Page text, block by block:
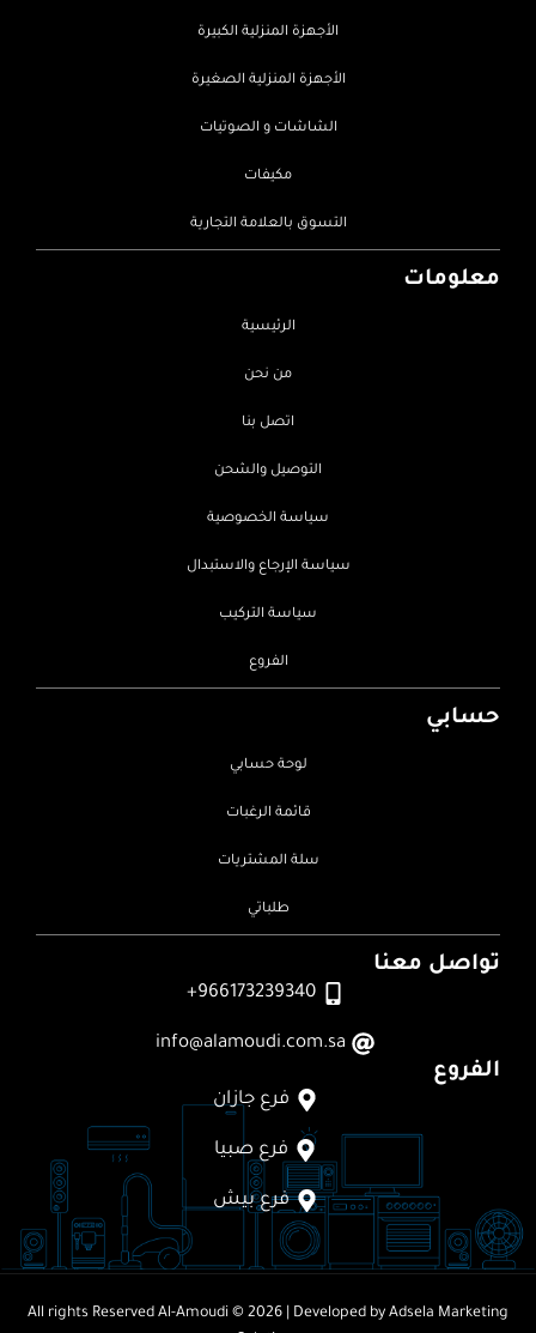
الأجهزة المنزلية الكبيرة
الأجهزة المنزلية الصغيرة
الشاشات و الصوتيات
مكيفات
التسوق بالعلامة التجارية
معلومات
الرئيسية
من نحن
اتصل بنا
التوصيل والشحن
سياسة الخصوصية
سياسة الإرجاع والاستبدال
سياسة التركيب
الفروع
حسابي
لوحة حسابي
قائمة الرغبات
سلة المشتريات
طلباتي
تواصل معنا
966173239340+
info@alamoudi.com.sa
الفروع
فرع جازان
فرع صبيا
فرع بيش
All rights Reserved Al-Amoudi © 2026 | Developed by Adsela Marketing